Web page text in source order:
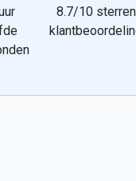
8.7/10 sterren